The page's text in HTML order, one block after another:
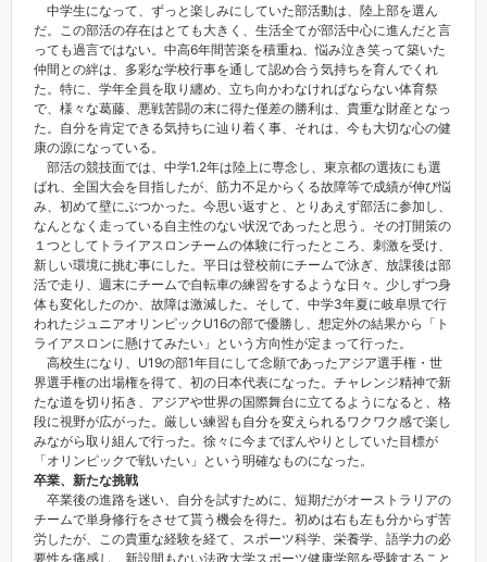
中学生になって、ずっと楽しみにしていた部活動は、陸上部を選ん
だ。この部活の存在はとても大きく、生活全てが部活中心に進んだと言
っても過言ではない。中高6年間苦楽を積重ね、悩み泣き笑って築いた
仲間との絆は、多彩な学校行事を通して認め合う気持ちを育んでくれ
た。特に、学年全員を取り纏め、立ち向かわなければならない体育祭
で、様々な葛藤、悪戦苦闘の末に得た僅差の勝利は、貴重な財産となっ
た。自分を肯定できる気持ちに辿り着く事、それは、今も大切な心の健
康の源になっている。
部活の競技面では、中学1.2年は陸上に専念し、東京都の選抜にも選
ばれ、全国大会を目指したが、筋力不足からくる故障等で成績が伸び悩
み、初めて壁にぶつかった。今思い返すと、とりあえず部活に参加し、
なんとなく走っている自主性のない状況であったと思う。その打開策の
１つとしてトライアスロンチームの体験に行ったところ、刺激を受け、
新しい環境に挑む事にした。平日は登校前にチームで泳ぎ、放課後は部
活で走り、週末にチームで自転車の練習をするような日々。少しずつ身
体も変化したのか、故障は激減した。そして、中学3年夏に岐阜県で行
われたジュニアオリンピックU16の部で優勝し、想定外の結果から「ト
ライアスロンに懸けてみたい」という方向性が定まって行った。
高校生になり、U19の部1年目にして念願であったアジア選手権・世
界選手権の出場権を得て、初の日本代表になった。チャレンジ精神で新
たな道を切り拓き、アジアや世界の国際舞台に立てるようになると、格
段に視野が広がった。厳しい練習も自分を変えられるワクワク感で楽し
みながら取り組んで行った。徐々に今までぼんやりとしていた目標が
「オリンピックで戦いたい」という明確なものになった。
卒業、新たな挑戦
卒業後の進路を迷い、自分を試すために、短期だがオーストラリアの
チームで単身修行をさせて貰う機会を得た。初めは右も左も分からず苦
労したが、この貴重な経験を経て、スポーツ科学、栄養学、語学力の必
要性を痛感し、新設間もない法政大学スポーツ健康学部を受験すること